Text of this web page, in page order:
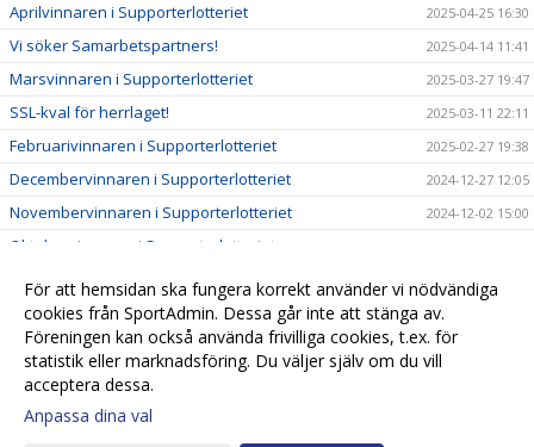
Aprilvinnaren i Supporterlotteriet 2025-04-25 16:30
Vi söker Samarbetspartners! 2025-04-14 11:41
Marsvinnaren i Supporterlotteriet 2025-03-27 19:47
SSL-kval för herrlaget! 2025-03-11 22:11
Februarivinnaren i Supporterlotteriet 2025-02-27 19:38
Decembervinnaren i Supporterlotteriet 2024-12-27 12:05
Novembervinnaren i Supporterlotteriet 2024-12-02 15:00
Oktobervinnaren i Supporterlotteriet
DERBY PÅ FREDAG! 2024-10-07 20:30
Septembervinnaren i Supporterlotteriet 2024-09-29 21:04
Augustivinnaren i Supporterlotteriet
För att hemsidan ska fungera korrekt använder vi nödvändiga
cookies från SportAdmin. Dessa går inte att stänga av.
Föreningen kan också använda frivilliga cookies, t.ex. för
statistik eller marknadsföring. Du väljer själv om du vill
acceptera dessa.
Anpassa dina val